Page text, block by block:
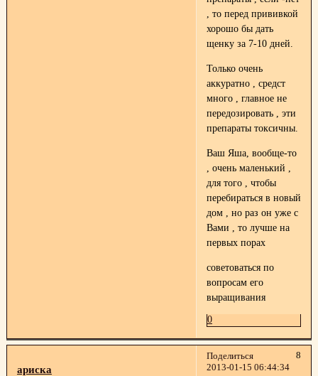
, то перед прививкой
хорошо бы дать
щенку за 7-10 дней.
Только очень
аккуратно , средст
много , главное не
передозировать , эти
препараты токсичны.
Ваш Яша, вообще-то
, очень маленький ,
для того , чтобы
перебираться в новый
дом , но раз он уже с
Вами , то лучше на
первых порах
советоваться по
вопросам его
выращивания
0
Поделиться
8
2013-01-15 06:44:34
ариска